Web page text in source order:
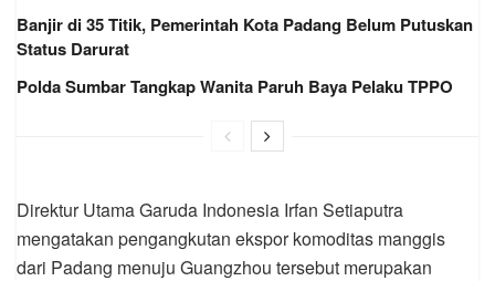
Banjir di 35 Titik, Pemerintah Kota Padang Belum Putuskan
Status Darurat
Polda Sumbar Tangkap Wanita Paruh Baya Pelaku TPPO
Direktur Utama Garuda Indonesia Irfan Setiaputra
mengatakan pengangkutan ekspor komoditas manggis
dari Padang menuju Guangzhou tersebut merupakan